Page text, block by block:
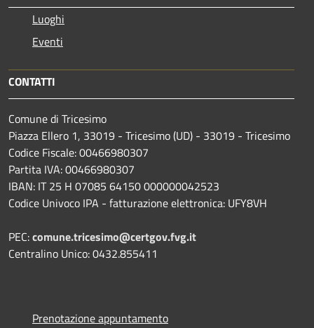
Luoghi
Eventi
CONTATTI
Comune di Tricesimo
Piazza Ellero 1, 33019 - Tricesimo (UD) - 33019 - Tricesimo
Codice Fiscale: 00466980307
Partita IVA: 00466980307
IBAN: IT 25 H 07085 64150 000000042523
Codice Univoco IPA - fatturazione elettronica: UFY8VH
PEC:comune.tricesimo@certgov.fvg.it
Centralino Unico: 0432.855411
Prenotazione appuntamento